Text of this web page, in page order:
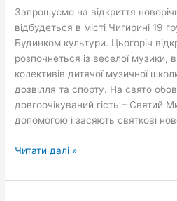
Запрошуємо на відкриття
відбудеться в місті Чигирині 19
Будинком культури. Цьогоріч
розпочнеться із веселої музики,
колективів дитячої музичної
дозвілля та спорту. На свято
довгоочікуваний гість – Святий
допомогою і засяють святкові
Читати далі »